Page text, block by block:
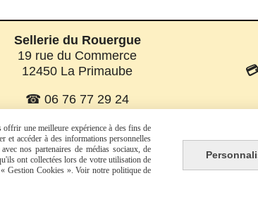
Sellerie du Rouergue
19 rue du Commerce
12450 La Primaube
☎ 06 76 77 29 24
est désactivé. Autoriser
une meilleure expérience à des fins de
et accéder à des informations personnelles
nos partenaires de médias sociaux, de
ont collectées lors de votre utilisation de
Gestion Cookies ». Voir notre politique de